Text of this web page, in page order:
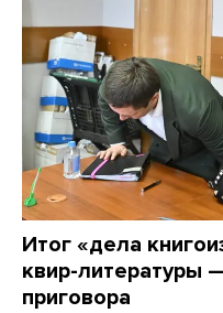
Итог «дела
квир-литературы
приговора